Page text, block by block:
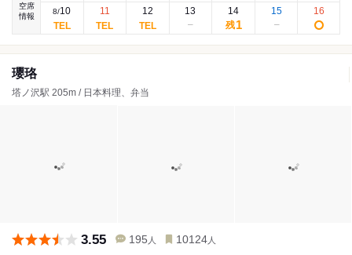
空席
情報
8/10 11 12 13
14
残1
15 16
瓔珞
塔ノ沢駅 205m / 日本料理、弁当
3.55 195 人 10124 人